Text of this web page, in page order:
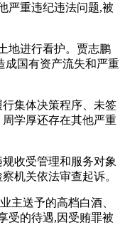
严重违纪违法问题,被
地进行看护。贾志鹏
成国有资产流失和严重
集体决策程序、未签
学厚还存在其他严重
收受管理和服务对象
机关依法审查起诉。
主送予的高档白酒、
受的待遇,因受贿罪被